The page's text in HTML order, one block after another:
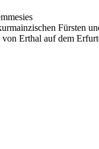
Fürsten
Erthal auf dem